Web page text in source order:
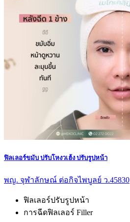
ฟิลเลอร์ขมับ ปรับโหงวเฮ้ง ปรับรูปหน้า
พญ. จุฬาลักษณ์ ต่อกิจไพบูลย์ ว.45830
ฟิลเลอร์ปรับรูปหน้า
การฉีดฟิลเลอร์ Filler